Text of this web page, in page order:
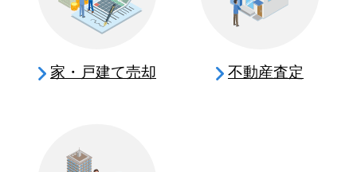
家・戸建て売却 不動産査定